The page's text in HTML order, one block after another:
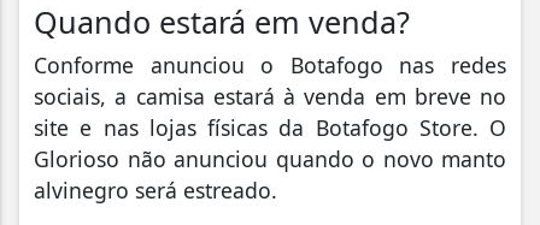
Quando estará em venda?
Conforme anunciou o Botafogo nas redes
sociais, a camisa estará à venda em breve no
site e nas lojas físicas da Botafogo Store. O
Glorioso não anunciou quando o novo manto
alvinegro será estreado.